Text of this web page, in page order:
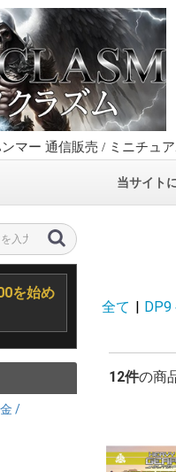
マー 通信販売 / ミニチュ
当サイト
を始め
/
全て | DP9
12件の商